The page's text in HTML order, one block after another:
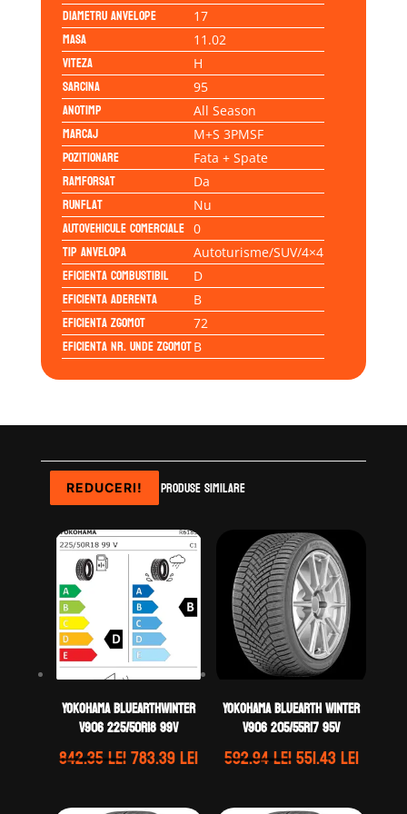
Diametru anvelope 17
Masa 11.02
Viteza H
Sarcina 95
Anotimp All Season
Marcaj M+S 3PMSF
Pozitionare Fata + Spate
Ramforsat Da
Runflat Nu
Autovehicule comerciale 0
Tip anvelopa Autoturisme/SUV/4×4
Eficienta Combustibil D
Eficienta Aderenta B
Eficienta Zgomot 72
Eficienta Nr. Unde ZgomotB
Produse similare
REDUCERI!
Yokohama BLUEARTHWINTER
V906 225/50R18 99V
842.35leiPrețul
a
783.39leiPrețul
este:
REDUCERI!
Yokohama BLUEARTH WINTER
V906 205/55R17 95V
592.94leiPrețul
a
551.43leiPrețul
este:
REDUCERI!
REDUCERI!